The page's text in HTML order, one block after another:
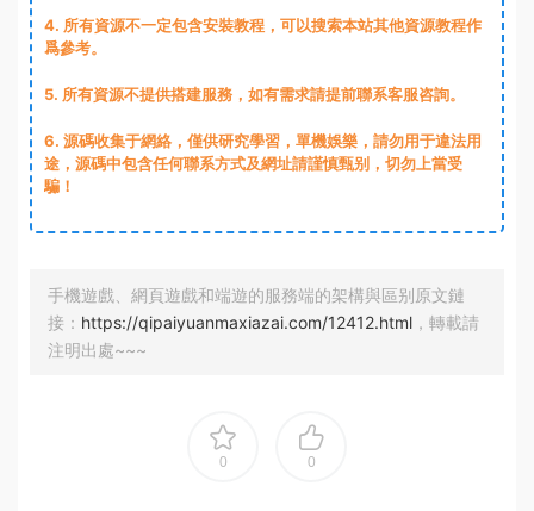
4. 所有資源不一定包含安裝教程，可以搜索本站其他資源教程作
爲參考。
5. 所有資源不提供搭建服務，如有需求請提前聯系客服咨詢。
6. 源碼收集于網絡，僅供研究學習，單機娛樂，請勿用于違法用
途，源碼中包含任何聯系方式及網址請謹慎甄别，切勿上當受
騙！
手機遊戲、網頁遊戲和端遊的服務端的架構與區别原文鏈
接： https://qipaiyuanmaxiazai.com/12412.html ，轉載請
注明出處~~~
0 0